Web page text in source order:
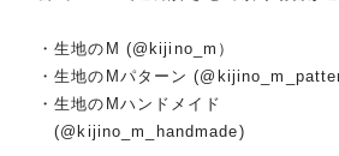
・生地のM (@kijino_m）
・生地のMパターン
・生地のMハンドメイド
(@kijino_m_handmade)